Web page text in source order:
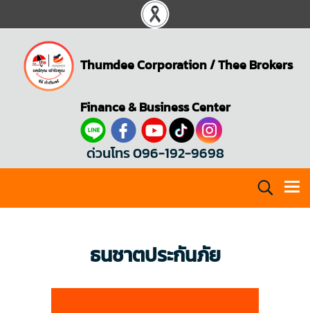
Thumdee Corporation/Thee Brokers
Finance & Business Center
ด่วนโทร 096-192-9698
ธนชาตประกันภัย